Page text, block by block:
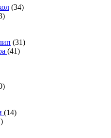
(34)
(31)
(41)
(14)